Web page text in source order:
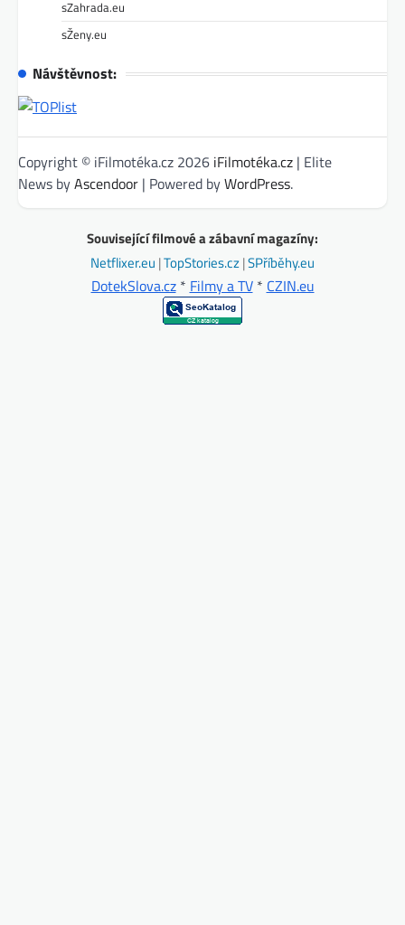
sZahrada.eu
sŽeny.eu
Návštěvnost:
Copyright © iFilmotéka.cz 2026 iFilmotéka.cz | Elite
News byAscendoor | Powered byWordPress.
Související filmové a zábavní magazíny:
Netflixer.eu |TopStories.cz|SPříběhy.eu
DotekSlova.cz* Filmy a TV* CZIN.eu